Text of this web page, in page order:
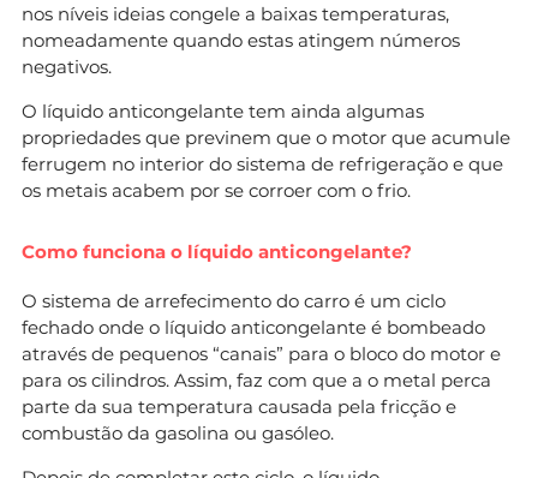
nos níveis ideias congele a baixas temperaturas,
nomeadamente quando estas atingem números
negativos.
O líquido anticongelante tem ainda algumas
propriedades que previnem que o motor que acumule
ferrugem no interior do sistema de refrigeração e que
os metais acabem por se corroer com o frio.
Como funciona o líquido anticongelante?
O sistema de arrefecimento do carro é um ciclo
fechado onde o líquido anticongelante é bombeado
através de pequenos “canais” para o bloco do motor e
para os cilindros. Assim, faz com que a o metal perca
parte da sua temperatura causada pela fricção e
combustão da gasolina ou gasóleo.